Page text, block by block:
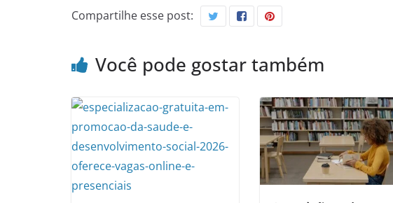
Compartilhe esse post:
Você pode gostar também